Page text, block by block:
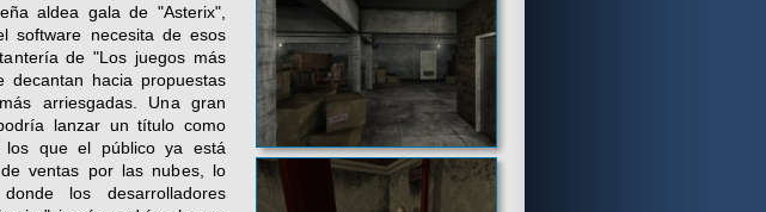
aldea gala de "Asterix",
software necesita de esos
de "Los juegos más
hacia propuestas
arriesgadas. Una gran
lanzar un título como
los que el público ya está
ventas por las nubes, lo
los desarrolladores